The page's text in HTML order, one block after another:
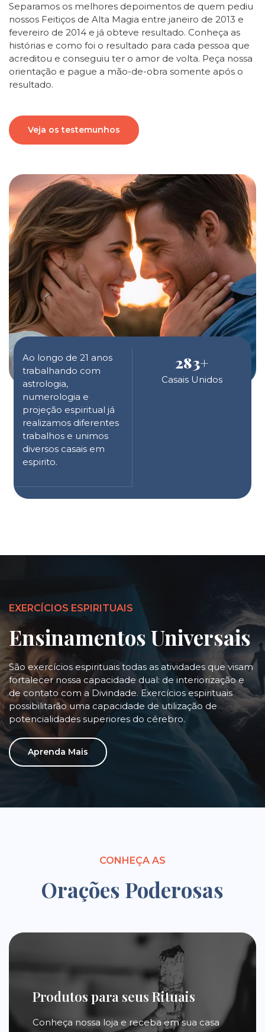
Ao longo de 21 anos
trabalhando com
astrologia,
numerologia e
projeção espiritual já
realizamos diferentes
trabalhos e unimos
diversos casais em
espirito.
283+
Casais Unidos
Separamos os melhores depoimentos de quem pediu
nossos Feitiços de Alta Magia entre janeiro de 2013 e
fevereiro de 2014 e já obteve resultado. Conheça as
histórias e como foi o resultado para cada pessoa que
acreditou e conseguiu ter o amor de volta. Peça nossa
orientação e pague a mão-de-obra somente após o
resultado.
Veja os testemunhos
EXERCÍCIOS ESPIRITUAIS
Ensinamentos Universais
São exercícios espirituais todas as atividades que visam
fortalecer nossa capacidade dual: de interiorização e
de contato com a Divindade. Exercícios espirituais
possibilitarão uma capacidade de utilização de
potencialidades superiores do cérebro.
Aprenda Mais
CONHEÇA AS
Orações Poderosas
Produtos para seus Rituais
Conheça nossa loja e receba em sua casa